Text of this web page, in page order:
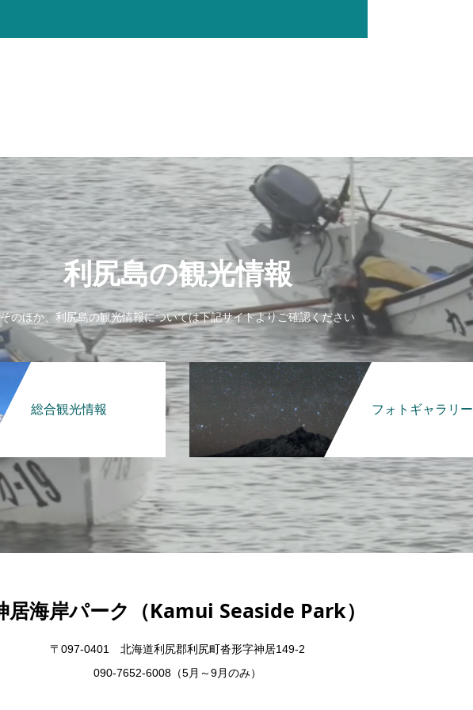
利尻島の観光情報
そのほか、利尻島の観光情報については下記サイトよりご確認ください
総合観光情報 フォトギャラリー
居海岸パーク（Kamui Seaside Park）
〒097-0401 北海道利尻郡利尻町沓形字神居149-2
090-7652-6008（5月～9月のみ）